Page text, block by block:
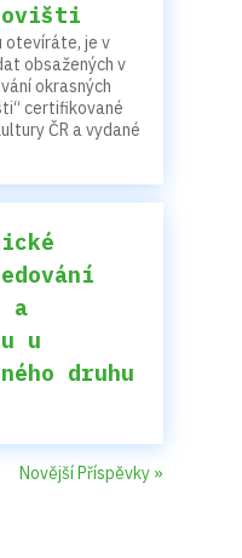
otevíráte, je v
obsažených v
okrasných
certifikované
ČR a vydané
a
u
druhu
Novější Příspěvky »